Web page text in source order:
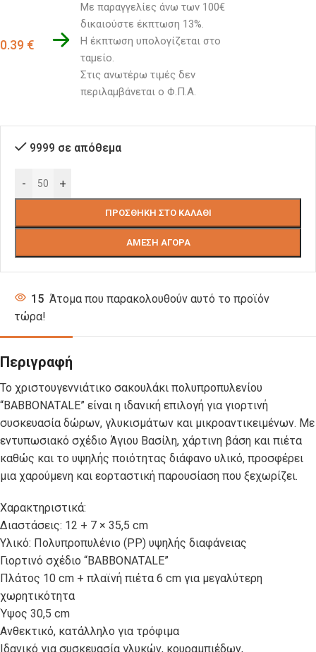
0.39 €
Με παραγγελίες άνω των 100€
δικαιούστε έκπτωση 13%.
Η έκπτωση υπολογίζεται στο
ταμείο.
Στις ανωτέρω τιμές δεν
περιλαμβάνεται ο Φ.Π.Α.
9999 σε απόθεμα
- +
ΠΡΟΣΘΉΚΗ ΣΤΟ ΚΑΛΆΘΙ
ΆΜΕΣΗ ΑΓΟΡΆ
15 Άτομα που παρακολουθούν αυτό το προϊόν
τώρα!
Περιγραφή
Το χριστουγεννιάτικο σακουλάκι πολυπροπυλενίου
“BABBONATALE” είναι η ιδανική επιλογή για γιορτινή
συσκευασία δώρων, γλυκισμάτων και μικροαντικειμένων. Με
εντυπωσιακό σχέδιο Άγιου Βασίλη, χάρτινη βάση και πιέτα
καθώς και το υψηλής ποιότητας διάφανο υλικό, προσφέρει
μια χαρούμενη και εορταστική παρουσίαση που ξεχωρίζει.
Χαρακτηριστικά:
Διαστάσεις: 12 + 7 × 35,5 cm
Υλικό: Πολυπροπυλένιο (PP) υψηλής διαφάνειας
Γιορτινό σχέδιο “BABBONATALE”
Πλάτος 10 cm + πλαϊνή πιέτα 6 cm για μεγαλύτερη
χωρητικότητα
Ύψος 30,5 cm
Ανθεκτικό, κατάλληλο για τρόφιμα
Ιδανικό για συσκευασία γλυκών, κουραμπιέδων,